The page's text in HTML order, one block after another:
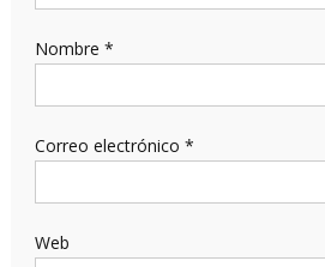
Nombre *
Correo electrónico *
Web